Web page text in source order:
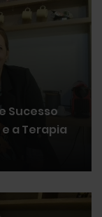
Sucesso
a Terapia